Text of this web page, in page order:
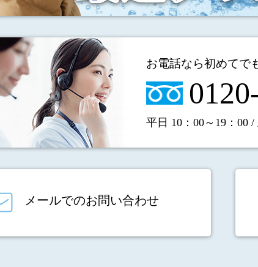
お電話なら初めてで
平日 10：00～19：00
メールでのお問い合わせ